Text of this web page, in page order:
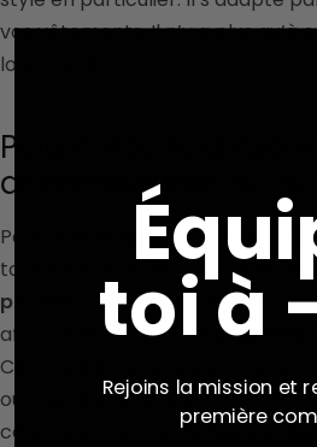
vos vêtements. Il n’y a plus qu’à
look parfait.
Polo militaire
accompagner au
Pour vous satisfaire, ce polo
tous les atouts pour vos missions.
poches
qui vous permettront de
affaires ainsi que des
tissus très
Ce polo est conçu pour vous qui
ou pour les soldats proprement
côté de cette merveilleuse
toi à
Rejoins la mission et
première